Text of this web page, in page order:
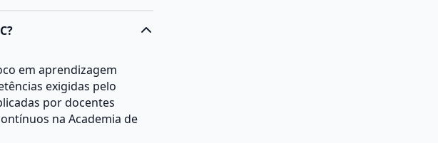
em aprendizagem
exigidas pelo
por docentes
na Academia de